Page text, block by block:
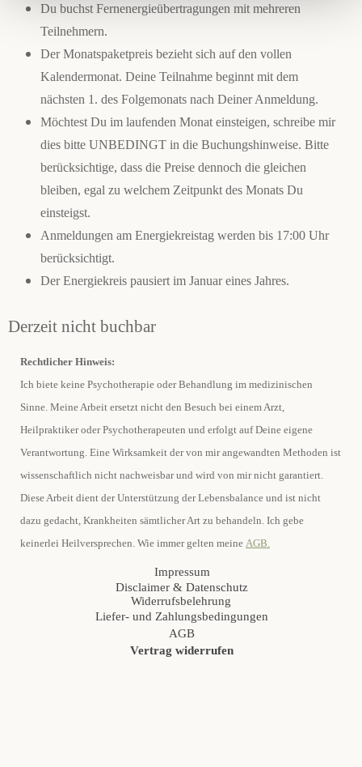
Du buchst Fernenergieübertragungen mit mehreren
Teilnehmern.
Der Monatspaketpreis bezieht sich auf den vollen
Kalendermonat. Deine Teilnahme beginnt mit dem
nächsten 1. des Folgemonats nach Deiner Anmeldung.
Möchtest Du im laufenden Monat einsteigen, schreibe mir
dies bitte UNBEDINGT in die Buchungshinweise. Bitte
berücksichtige, dass die Preise dennoch die gleichen
bleiben, egal zu welchem Zeitpunkt des Monats Du
einsteigst.
Anmeldungen am Energiekreistag werden bis 17:00 Uhr
berücksichtigt.
Der Energiekreis pausiert im Januar eines Jahres.
Derzeit nicht buchbar
Rechtlicher Hinweis:
Ich biete keine Psychotherapie oder Behandlung im medizinischen
Sinne. Meine Arbeit ersetzt nicht den Besuch bei einem Arzt,
Heilpraktiker oder Psychotherapeuten und erfolgt auf Deine eigene
Verantwortung. Eine Wirksamkeit der von mir angewandten Methoden ist
wissenschaftlich nicht nachweisbar und wird von mir nicht garantiert.
Diese Arbeit dient der Unterstützung der Lebensbalance und ist nicht
dazu gedacht, Krankheiten sämtlicher Art zu behandeln. Ich gebe
keinerlei Heilversprechen. Wie immer gelten meine AGB.
Vertrag widerrufen
AGB
Widerrufsbelehrung
Impressum
Disclaimer & Datenschutz
Liefer- und Zahlungsbedingungen